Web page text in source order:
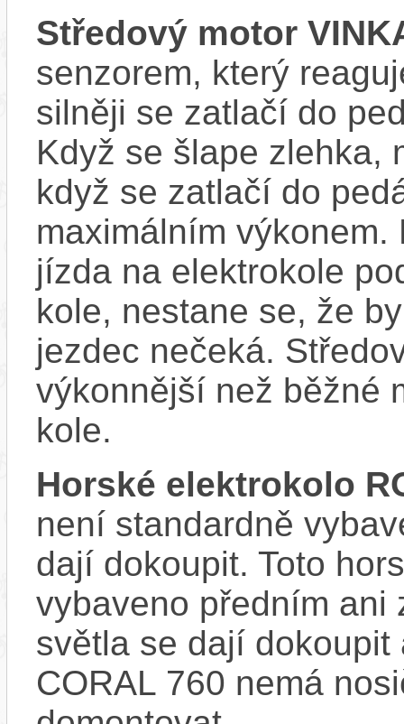
Středový motor
senzorem, který
silněji se zatlačí do
Když se šlape zlehka,
když se zatlačí do
maximálním
jízda na elektrokole
kole, nestane se, že
jezdec nečeká.
výkonnější než běžné
kole.
Horské elektrokolo
není standardně
dají dokoupit. Toto
vybaveno předním ani
světla se dají
CORAL 760 nemá